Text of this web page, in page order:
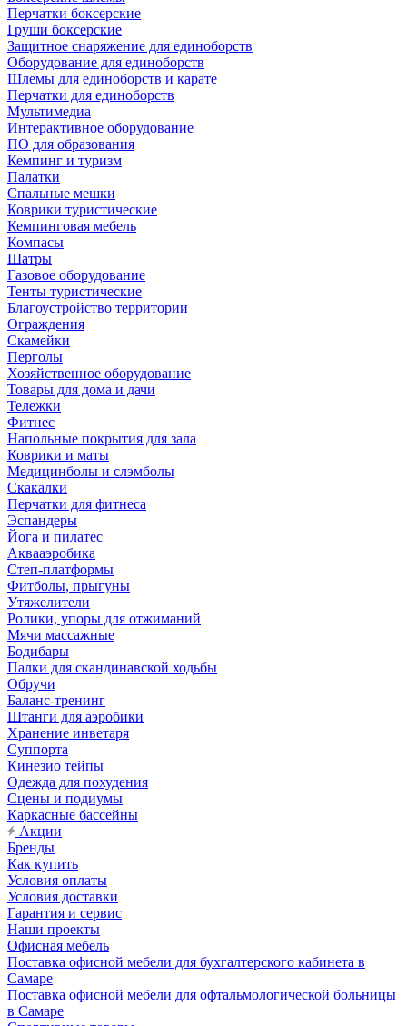
Перчатки боксерские
Груши боксерские
Защитное снаряжение для единоборств
Оборудование для единоборств
Шлемы для единоборств и карате
Перчатки для единоборств
Мультимедиа
Интерактивное оборудование
ПО для образования
Кемпинг и туризм
Палатки
Спальные мешки
Коврики туристические
Кемпинговая мебель
Компасы
Шатры
Газовое оборудование
Тенты туристические
Благоустройство территории
Ограждения
Скамейки
Перголы
Хозяйственное оборудование
Товары для дома и дачи
Тележки
Фитнес
Напольные покрытия для зала
Коврики и маты
Медицинболы и слэмболы
Скакалки
Перчатки для фитнеса
Эспандеры
Йога и пилатес
Аквааэробика
Степ-платформы
Фитболы, прыгуны
Утяжелители
Ролики, упоры для отжиманий
Мячи массажные
Бодибары
Палки для скандинавской ходьбы
Обручи
Баланс-тренинг
Штанги для аэробики
Хранение инветаря
Суппорта
Кинезио тейпы
Одежда для похудения
Сцены и подиумы
Каркасные бассейны
Акции
Бренды
Как купить
Условия оплаты
Условия доставки
Гарантия и сервис
Наши проекты
Офисная мебель
Поставка офисной мебели для бухгалтерского кабинета в
Самаре
Поставка офисной мебели для офтальмологической больницы
в Самаре